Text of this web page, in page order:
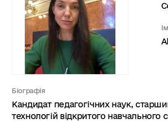
Біографія
Кандидат педагогічних наук,
технологій відкритого навчального